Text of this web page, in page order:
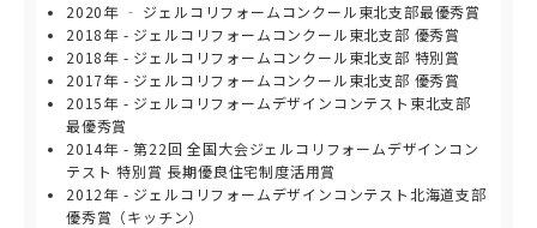
2020年 ‐ ジェルコリフォームコンクール東北支部最優秀賞
2018年 - ジェルコリフォームコンクール東北支部 優秀賞
2018年 - ジェルコリフォームコンクール東北支部 特別賞
2017年 - ジェルコリフォームコンクール東北支部 優秀賞
2015年 - ジェルコリフォームデザインコンテスト東北支部
最優秀賞
2014年 - 第22回 全国大会ジェルコリフォームデザインコン
テスト 特別賞 長期優良住宅制度活用賞
2012年 - ジェルコリフォームデザインコンテスト北海道支部
優秀賞（キッチン）